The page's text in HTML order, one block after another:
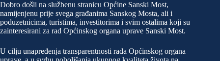
Dobro došli na službenu stranicu Općine Sanski Most,
namijenjenu prije svega građanima Sanskog Mosta, ali i
poduzetnicima, turistima, investitorima i svim ostalima koji su
zainteresirani za rad Općinskog organa uprave Sanski Most.
U cilju unapređenja transparentnosti rada Općinskog organa